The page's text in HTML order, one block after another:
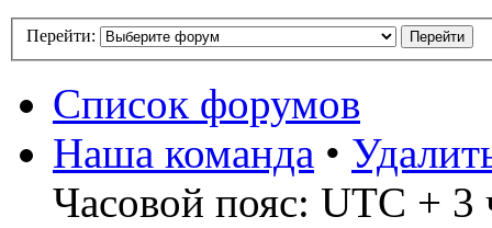
Перейти:
Список форумов
Наша команда •
Часовой пояс: UTC + 3